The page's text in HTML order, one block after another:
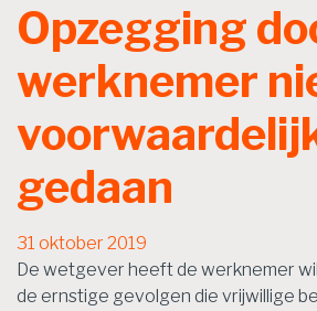
Opzegging
werknemer
gedaan
31 oktober 2019
De wetgever heeft de werknemer
de ernstige gevolgen die vrijwillige